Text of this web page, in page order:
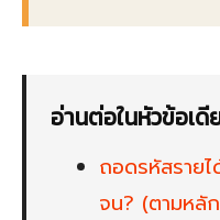
อ่านต่อในหัวข้อเดี
ถอดรหัสรายไ
จน? (ตามหลั